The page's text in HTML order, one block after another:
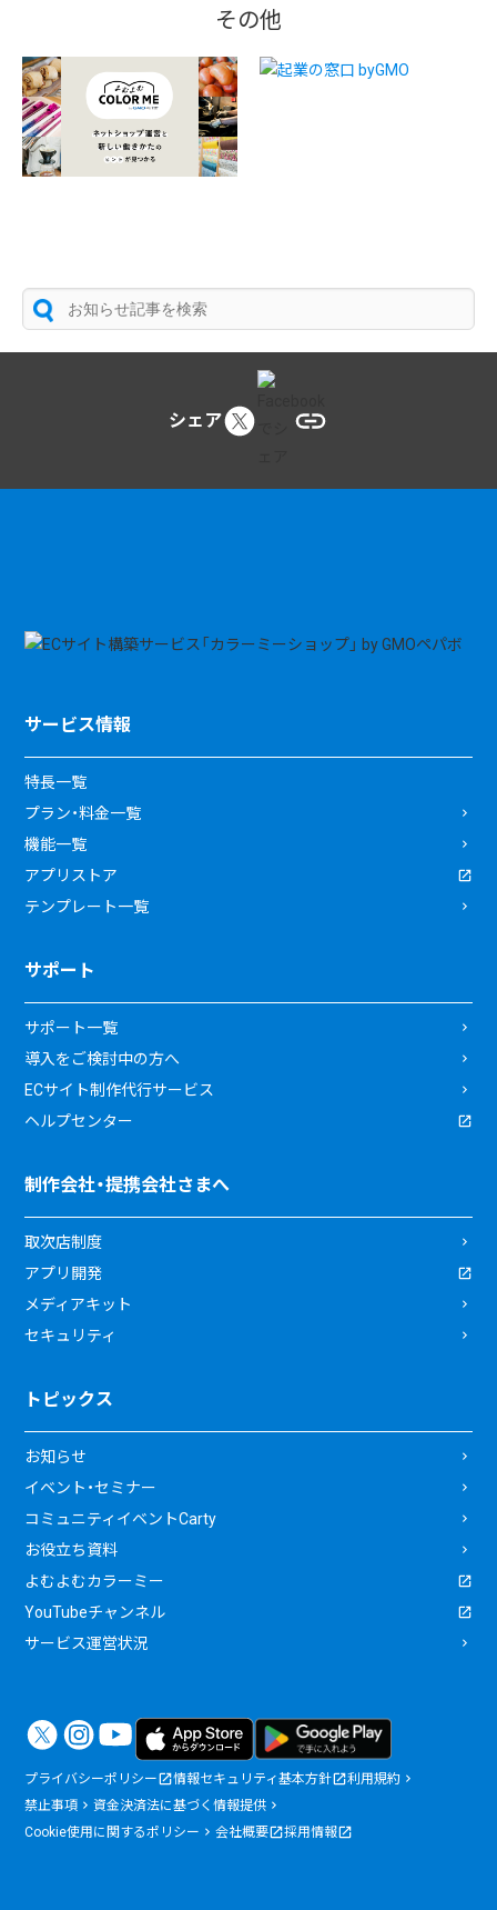
その他
シェア
サービス情報
特長一覧
プラン・料金一覧
機能一覧
アプリストア
テンプレート一覧
サポート
サポート一覧
導入をご検討中の方へ
ECサイト制作代行サービス
ヘルプセンター
制作会社・提携会社さまへ
取次店制度
アプリ開発
メディアキット
セキュリティ
トピックス
お知らせ
イベント・セミナー
コミュニティイベントCarty
お役立ち資料
よむよむカラーミー
YouTubeチャンネル
サービス運営状況
プライバシーポリシー 情報セキュリティ基本方針
利用規約
禁止事項
資金決済法に基づく情報提供
Cookie使用に関するポリシー
会社概要 採用情報